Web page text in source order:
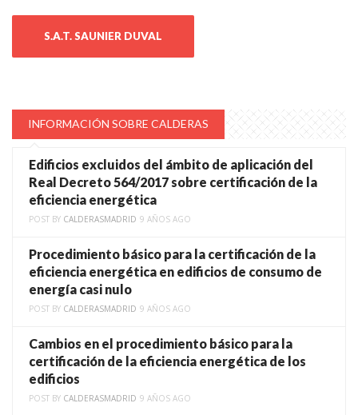
S.A.T. SAUNIER DUVAL
INFORMACIÓN SOBRE CALDERAS
Edificios excluidos del ámbito de aplicación del
Real Decreto 564/2017 sobre certificación de la
eficiencia energética
POST BY CALDERASMADRID 9 AÑOS AGO
Procedimiento básico para la certificación de la
eficiencia energética en edificios de consumo de
energía casi nulo
POST BY CALDERASMADRID 9 AÑOS AGO
Cambios en el procedimiento básico para la
certificación de la eficiencia energética de los
edificios
POST BY CALDERASMADRID 9 AÑOS AGO